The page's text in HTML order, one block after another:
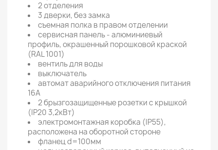
2 отделения
3 дверки, без замка
съемная полка в правом отделении
сервисная панель - алюминиевый
профиль, окрашенный порошковой краской
(RAL 1001)
вентиль для воды
выключатель
автомат аварийного отключения питания
16А
2 брызгозащищенные розетки с крышкой
(IP20 3,2кВт)
электромонтажная коробка (IP55),
расположена на оборотной стороне
фланец d=100мм